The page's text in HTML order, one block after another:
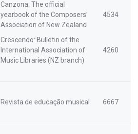
Canzona: The official
yearbook of the Composers’
Association of New Zealand
4534
Crescendo: Bulletin of the
International Association of
Music Libraries (NZ branch)
4260
Revista de educação musical 6667